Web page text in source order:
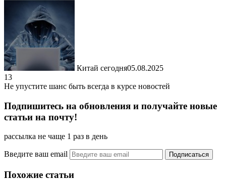
Китай сегодня05.08.2025
13
Не упустите шанс быть всегда в курсе новостей
Подпишитесь на обновления и получайте новые
статьи на почту!
рассылка не чаще 1 раз в день
Введите ваш email
Похожие статьи